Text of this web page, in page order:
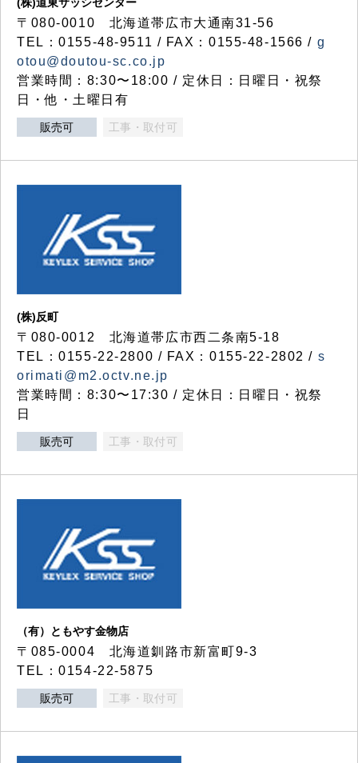
〒080-0010 北海道帯広市大通南31-56
TEL：0155-48-9511 / FAX：0155-48-1566 / g
otou@doutou-sc.co.jp
営業時間：8:30〜18:00 / 定休日：日曜日・祝祭
日・他・土曜日有
販売可 工事・取付可
(株)反町
〒080-0012 北海道帯広市西二条南5-18
TEL：0155-22-2800 / FAX：0155-22-2802 / s
orimati@m2.octv.ne.jp
営業時間：8:30〜17:30 / 定休日：日曜日・祝祭
日
販売可 工事・取付可
（有）ともやす金物店
〒085-0004 北海道釧路市新富町9-3
TEL：0154-22-5875
販売可 工事・取付可